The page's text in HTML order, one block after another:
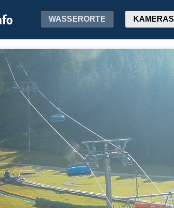
WASSERORTE KAMERAS